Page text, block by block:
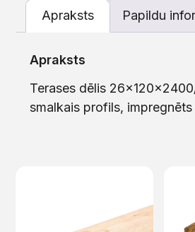
Apraksts Papildu
Apraksts
Terases dēlis
smalkais profils, impregnēts